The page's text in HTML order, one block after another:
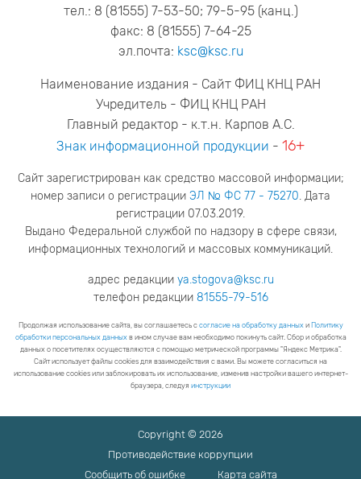
тел.: 8 (81555) 7-53-50; 79-5-95 (канц.)
факс: 8 (81555) 7-64-25
эл.почта: ksc@ksc.ru
Наименование издания - Сайт ФИЦ КНЦ РАН
Учредитель - ФИЦ КНЦ РАН
Главный редактор - к.т.н. Карпов А.С.
Знак информационной продукции - 16+
Сайт зарегистрирован как средство массовой информации;
номер записи о регистрации ЭЛ № ФС 77 - 75270. Дата
регистрации 07.03.2019.
Выдано Федеральной службой по надзору в сфере связи,
информационных технологий и массовых коммуникаций.
адрес редакции ya.stogova@ksc.ru
телефон редакции 81555-79-516
Продолжая использование сайта, вы соглашаетесь с согласие на обработку данныхи Политику
обработки персональных данныхв ином случае вам необходимо покинуть сайт. Сбор и обработка
данных о посетителях осуществляются с помощью метрической программы "Яндекс Метрика".
Сайт использует файлы cookies для взаимодействия с вами. Вы можете согласиться на
использование cookies или заблокировать их использование, изменив настройки вашего интернет-
браузера, следуя инструкции
Copyright © 2026
Противодействие коррупции
Сообщить об ошибке
Карта сайта